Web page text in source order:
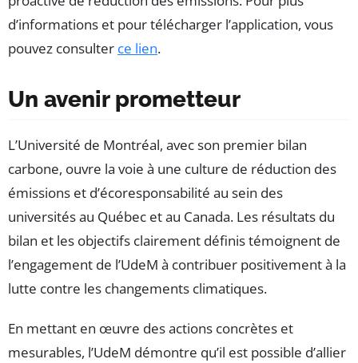
d’informations et pour télécharger l’application, vous
pouvez consulter ce lien.
Un avenir prometteur
L’Université de Montréal, avec son premier bilan
carbone, ouvre la voie à une culture de réduction des
émissions et d’écoresponsabilité au sein des
universités au Québec et au Canada. Les résultats du
bilan et les objectifs clairement définis témoignent de
l’engagement de l’UdeM à contribuer positivement à la
lutte contre les changements climatiques.
En mettant en œuvre des actions concrètes et
mesurables, l’UdeM démontre qu’il est possible d’allier